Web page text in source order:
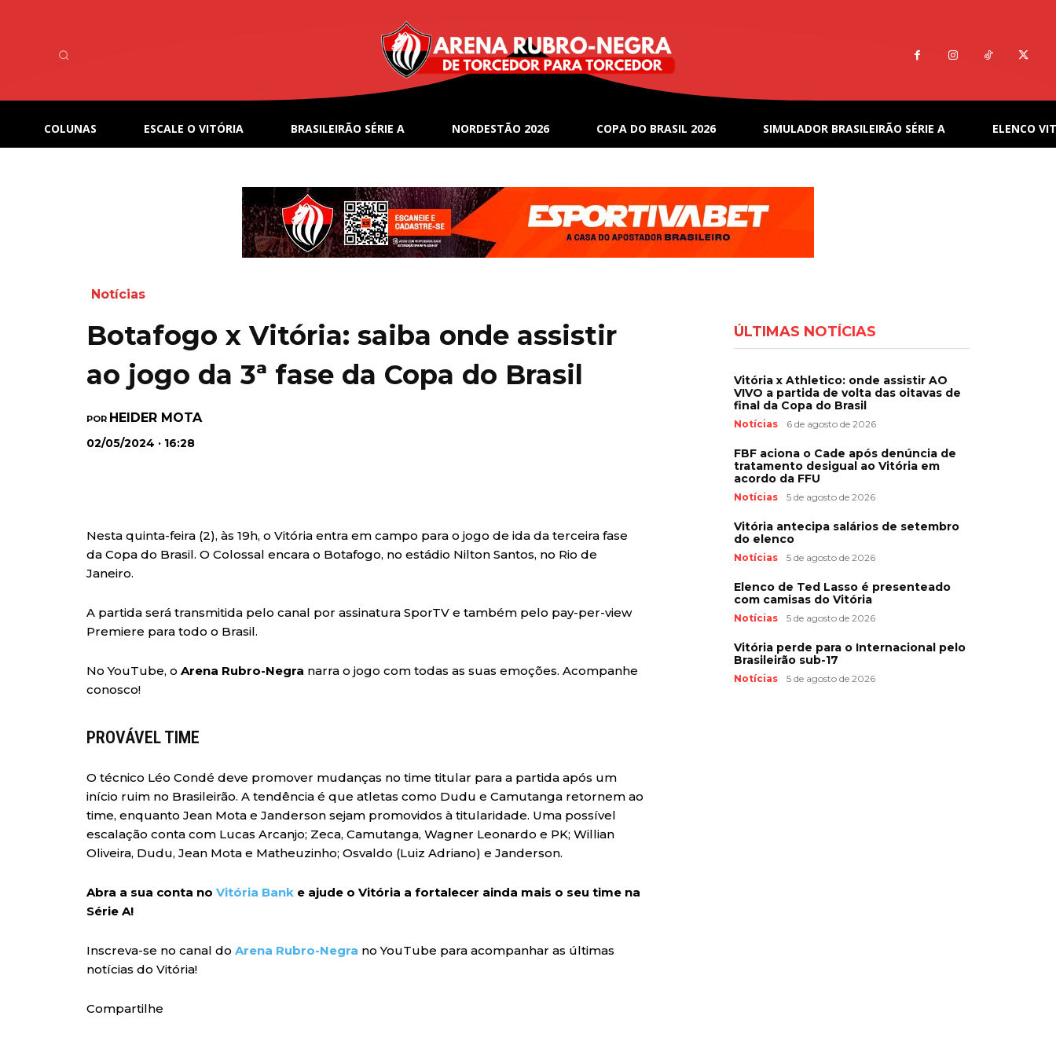
COLUNAS ESCALE O VITÓRIA BRASILEIRÃO SÉRIE A NORDESTÃO 2026 COPA DO BRASIL 2026 SIMULADOR BRASILEIRÃO SÉRIE A ELENCO
Notícias
Botafogo x Vitória: saiba onde assistir
ao jogo da 3ª fase da Copa do Brasil
POR HEIDER MOTA
02/05/2024 · 16:28
Nesta quinta-feira (2), às 19h, o Vitória entra em campo para o jogo de ida da terceira fase
da Copa do Brasil. O Colossal encara o Botafogo, no estádio Nilton Santos, no Rio de
Janeiro.
A partida será transmitida pelo canal por assinatura SporTV e também pelo pay-per-view
Premiere para todo o Brasil.
No YouTube, o Arena Rubro-Negra narra o jogo com todas as suas emoções. Acompanhe
conosco!
PROVÁVEL TIME
O técnico Léo Condé deve promover mudanças no time titular para a partida após um
início ruim no Brasileirão. A tendência é que atletas como Dudu e Camutanga retornem ao
time, enquanto Jean Mota e Janderson sejam promovidos à titularidade. Uma possível
escalação conta com Lucas Arcanjo; Zeca, Camutanga, Wagner Leonardo e PK; Willian
Oliveira, Dudu, Jean Mota e Matheuzinho; Osvaldo (Luiz Adriano) e Janderson.
Abra a sua conta no Vitória Bank e ajude o Vitória a fortalecer ainda mais o seu time na
Série A!
Inscreva-se no canal do Arena Rubro-Negra no YouTube para acompanhar as últimas
notícias do Vitória!
Compartilhe
ÚLTIMAS NOTÍCIAS
Vitória x Athletico: onde assistir AO
VIVO a partida de volta das oitavas de
final da Copa do Brasil
Notícias 6 de agosto de 2026
FBF aciona o Cade após denúncia de
tratamento desigual ao Vitória em
acordo da FFU
Notícias 5 de agosto de 2026
Vitória antecipa salários de setembro
do elenco
Notícias 5 de agosto de 2026
Elenco de Ted Lasso é presenteado
com camisas do Vitória
Notícias 5 de agosto de 2026
Vitória perde para o Internacional pelo
Brasileirão sub-17
Notícias 5 de agosto de 2026